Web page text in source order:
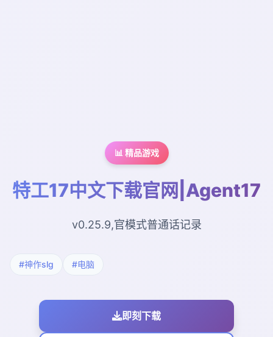
📊 精品游戏
特工17中文下载官网|Agent17
v0.25.9,官模式普通话记录
#神作slg #电脑
即刻下载